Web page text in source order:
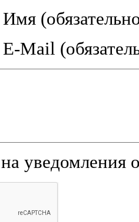
Имя
E-Mail
уведомления